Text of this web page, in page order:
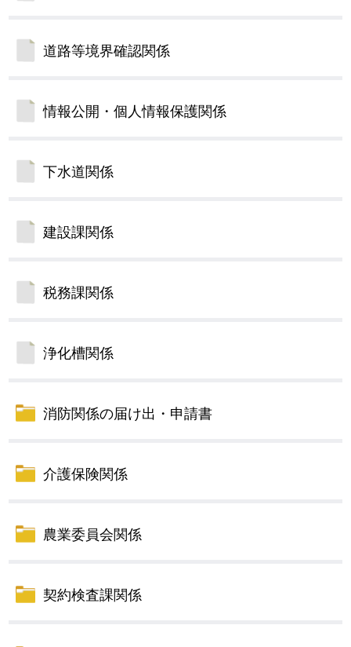
道路等境界確認関係
情報公開・個人情報保護関係
下水道関係
建設課関係
税務課関係
浄化槽関係
消防関係の届け出・申請書
介護保険関係
農業委員会関係
契約検査課関係